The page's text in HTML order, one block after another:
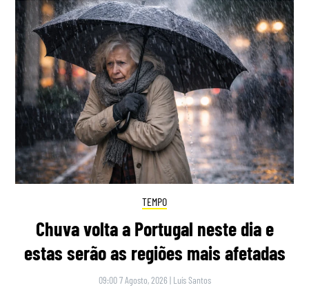
TEMPO
Chuva volta a Portugal neste dia e
estas serão as regiões mais afetadas
09:00 7 Agosto, 2026 | Luís Santos